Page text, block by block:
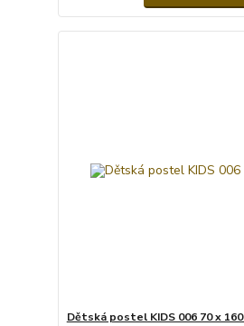
Dětská postel KIDS 006 70 x